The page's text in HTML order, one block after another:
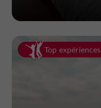
Top expériences